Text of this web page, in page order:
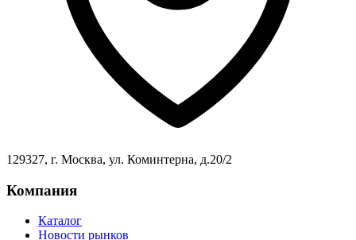
129327, г. Москва, ул. Коминтерна, д.20/2
Компания
Каталог
Новости рынков